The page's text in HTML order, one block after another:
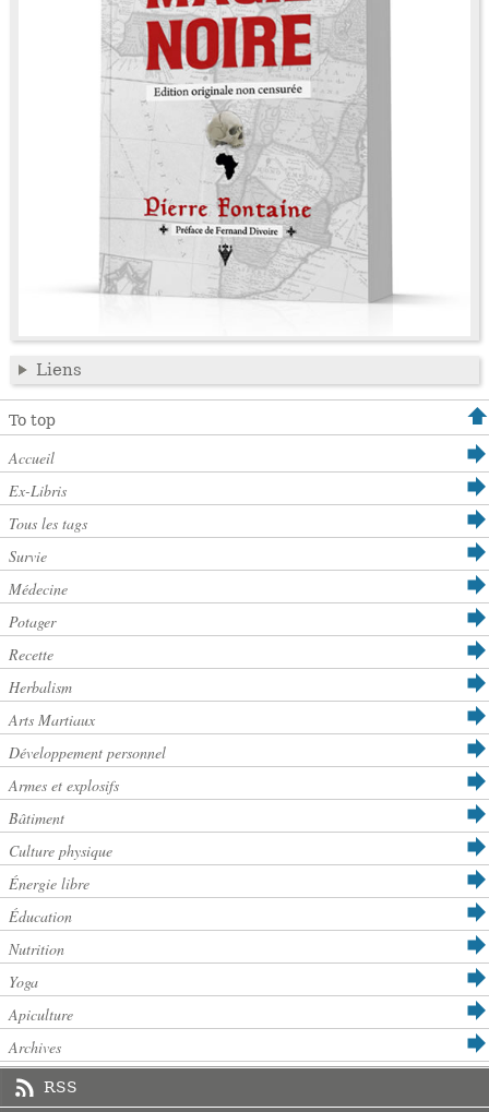
Liens
To top
Accueil
Ex-Libris
Tous les tags
Survie
Médecine
Potager
Recette
Herbalism
Arts Martiaux
Développement personnel
Armes et explosifs
Bâtiment
Culture physique
Énergie libre
Éducation
Nutrition
Yoga
Apiculture
Archives
RSS